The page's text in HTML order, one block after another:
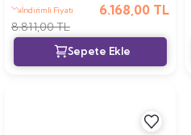
8.811,00 TL
İndirimli Fiyatı 6.168,00 TL